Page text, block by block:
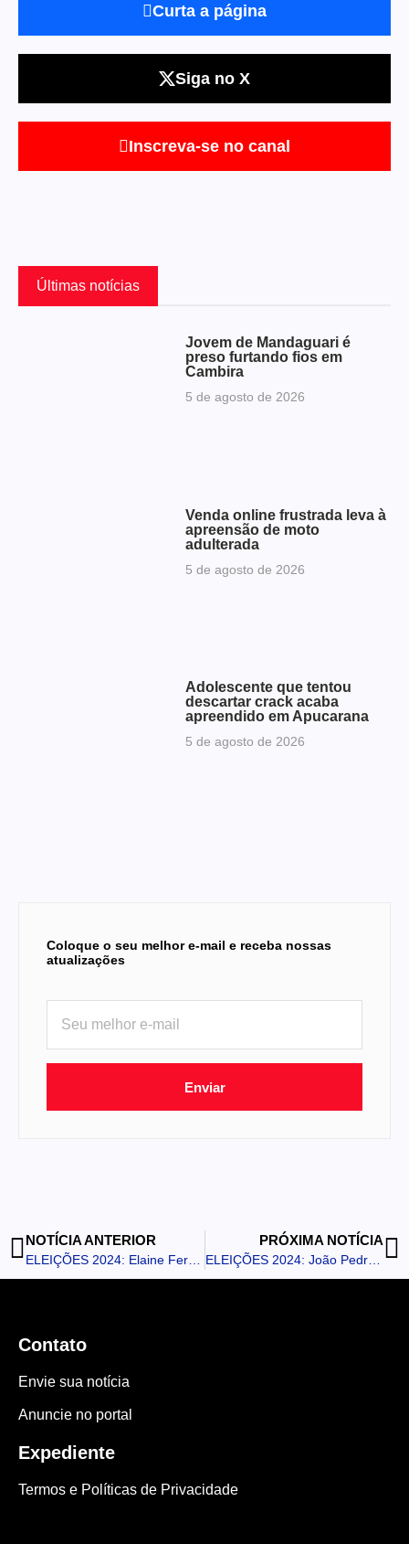
Curta a página
Siga no X
Inscreva-se no canal
Últimas notícias
Jovem de Mandaguari é
preso furtando fios em
Cambira
5 de agosto de 2026
Venda online frustrada leva à
apreensão de moto
adulterada
5 de agosto de 2026
Adolescente que tentou
descartar crack acaba
apreendido em Apucarana
5 de agosto de 2026
Coloque o seu melhor e-mail e receba nossas
atualizações
Enviar
NOTÍCIA ANTERIOR PRÓXIMA NOTÍCIA
ELEIÇÕES 2024: João Pedro é eleito prefeito de Novo Itacolomi
Contato
Envie sua notícia
Anuncie no portal
Expediente
Termos e Políticas de Privacidade